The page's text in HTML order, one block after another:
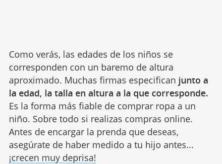
Como verás, las edades de los niños se
corresponden con un baremo de altura
aproximado. Muchas firmas especifican junto a
la edad, la talla en altura a la que corresponde.
Es la forma más fiable de comprar ropa a un
niño. Sobre todo si realizas compras online.
Antes de encargar la prenda que deseas,
asegúrate de haber medido a tu hijo antes...
¡crecen muy deprisa!